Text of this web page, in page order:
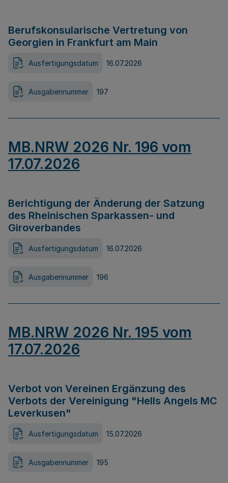
Berufskonsularische Vertretung von
Georgien in Frankfurt am Main
Ausfertigungsdatum 16.07.2026
Ausgabennummer 197
MB.NRW 2026 Nr. 196 vom
17.07.2026
Berichtigung der Änderung der Satzung
des Rheinischen Sparkassen- und
Giroverbandes
Ausfertigungsdatum 16.07.2026
Ausgabennummer 196
MB.NRW 2026 Nr. 195 vom
17.07.2026
Verbot von Vereinen Ergänzung des
Verbots der Vereinigung "Hells Angels MC
Leverkusen"
Ausfertigungsdatum 15.07.2026
Ausgabennummer 195